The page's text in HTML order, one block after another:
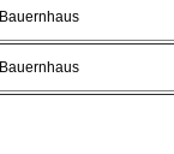
Bauernhaus
Bauernhaus